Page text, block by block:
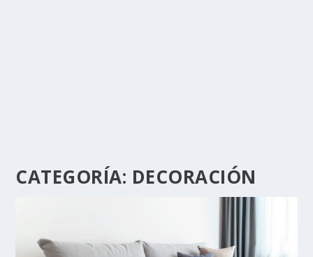
CATEGORÍA: DECORACIÓN